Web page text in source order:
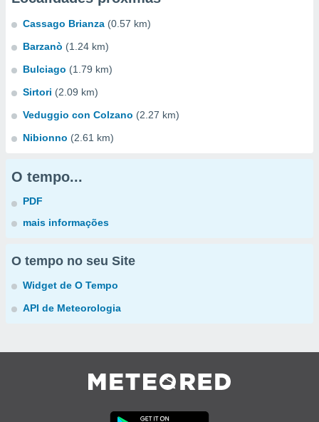
Cassago Brianza (0.57 km)
Barzanò (1.24 km)
Bulciago (1.79 km)
Sirtori (2.09 km)
Veduggio con Colzano (2.27 km)
Nibionno (2.61 km)
O tempo...
PDF
mais informações
O tempo no seu Site
Widget de O Tempo
API de Meteorologia